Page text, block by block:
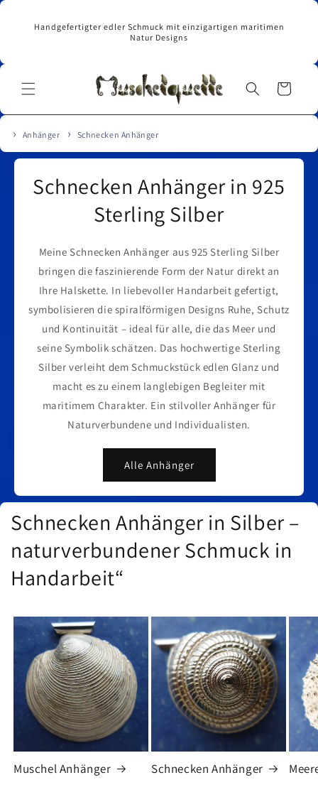
Inhalt
Handgefertigter edler Schmuck mit einzigartigen maritimen
Natur Designs
Warenkorb
Anhänger Schnecken Anhänger
Schnecken Anhänger in 925
Sterling Silber
Meine Schnecken Anhänger aus 925 Sterling Silber
bringen die faszinierende Form der Natur direkt an
Ihre Halskette. In liebevoller Handarbeit gefertigt,
symbolisieren die spiralförmigen Designs Ruhe, Schutz
und Kontinuität – ideal für alle, die das Meer und
seine Symbolik schätzen. Das hochwertige Sterling
Silber verleiht dem Schmuckstück edlen Glanz und
macht es zu einem langlebigen Begleiter mit
maritimem Charakter. Ein stilvoller Anhänger für
Naturverbundene und Individualisten.
Alle Anhänger
Schnecken Anhänger in Silber –
naturverbundener Schmuck in
Handarbeit“
Muschel Anhänger Schnecken Anhänger